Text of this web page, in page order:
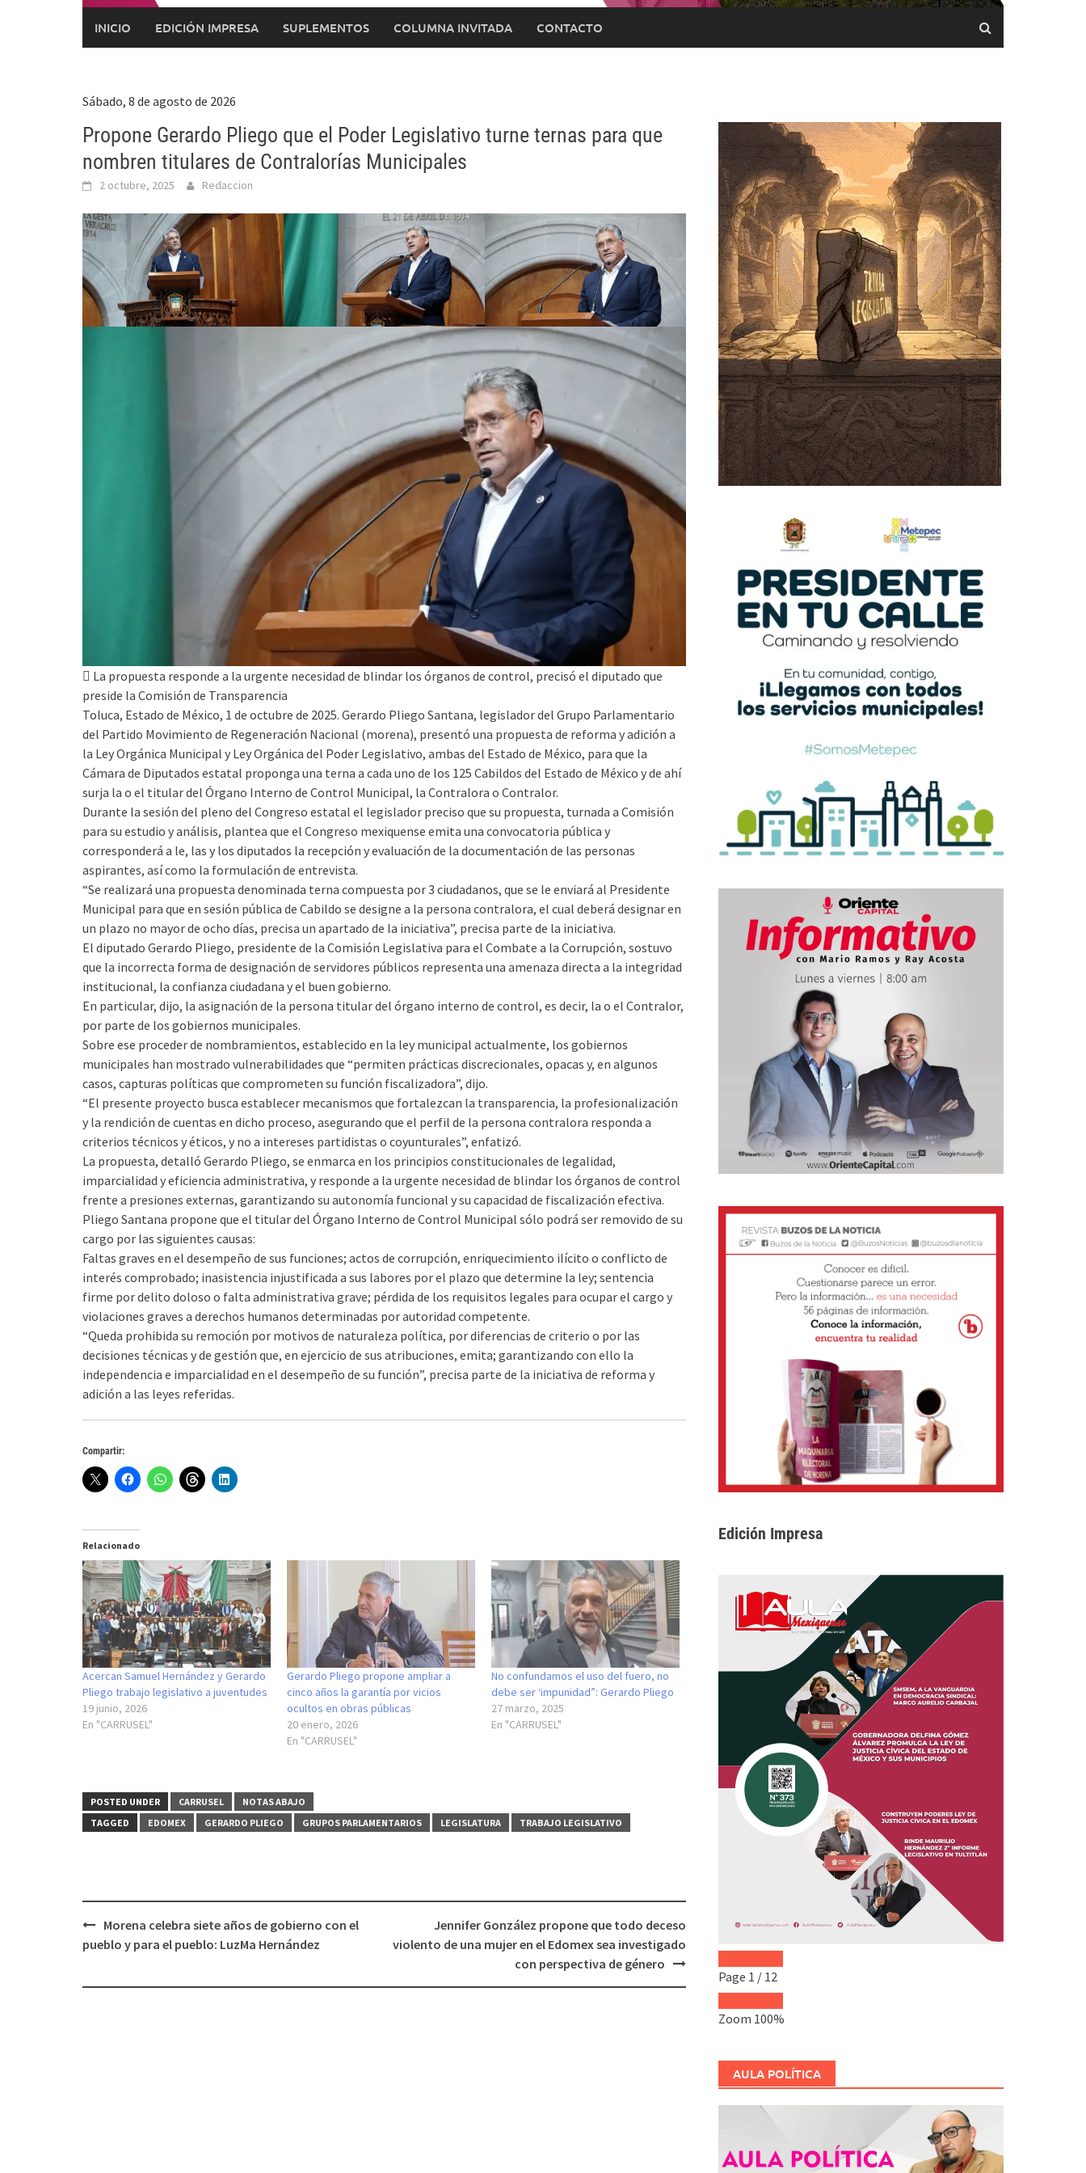
INICIO EDICIÓN IMPRESA SUPLEMENTOS COLUMNA INVITADA CONTACTO
Sábado, 8 de agosto de 2026
Propone Gerardo Pliego que el Poder Legislativo turne ternas para que
nombren titulares de Contralorías Municipales
2 octubre, 2025 Redaccion
 La propuesta responde a la urgente necesidad de blindar los órganos de control, precisó el diputado que
preside la Comisión de Transparencia
Toluca, Estado de México, 1 de octubre de 2025. Gerardo Pliego Santana, legislador del Grupo Parlamentario
del Partido Movimiento de Regeneración Nacional (morena), presentó una propuesta de reforma y adición a
la Ley Orgánica Municipal y Ley Orgánica del Poder Legislativo, ambas del Estado de México, para que la
Cámara de Diputados estatal proponga una terna a cada uno de los 125 Cabildos del Estado de México y de ahí
surja la o el titular del Órgano Interno de Control Municipal, la Contralora o Contralor.
Durante la sesión del pleno del Congreso estatal el legislador preciso que su propuesta, turnada a Comisión
para su estudio y análisis, plantea que el Congreso mexiquense emita una convocatoria pública y
corresponderá a le, las y los diputados la recepción y evaluación de la documentación de las personas
aspirantes, así como la formulación de entrevista.
“Se realizará una propuesta denominada terna compuesta por 3 ciudadanos, que se le enviará al Presidente
Municipal para que en sesión pública de Cabildo se designe a la persona contralora, el cual deberá designar en
un plazo no mayor de ocho días, precisa un apartado de la iniciativa”, precisa parte de la iniciativa.
El diputado Gerardo Pliego, presidente de la Comisión Legislativa para el Combate a la Corrupción, sostuvo
que la incorrecta forma de designación de servidores públicos representa una amenaza directa a la integridad
institucional, la confianza ciudadana y el buen gobierno.
En particular, dijo, la asignación de la persona titular del órgano interno de control, es decir, la o el Contralor,
por parte de los gobiernos municipales.
Sobre ese proceder de nombramientos, establecido en la ley municipal actualmente, los gobiernos
municipales han mostrado vulnerabilidades que “permiten prácticas discrecionales, opacas y, en algunos
casos, capturas políticas que comprometen su función fiscalizadora”, dijo.
“El presente proyecto busca establecer mecanismos que fortalezcan la transparencia, la profesionalización
y la rendición de cuentas en dicho proceso, asegurando que el perfil de la persona contralora responda a
criterios técnicos y éticos, y no a intereses partidistas o coyunturales”, enfatizó.
La propuesta, detalló Gerardo Pliego, se enmarca en los principios constitucionales de legalidad,
imparcialidad y eficiencia administrativa, y responde a la urgente necesidad de blindar los órganos de control
frente a presiones externas, garantizando su autonomía funcional y su capacidad de fiscalización efectiva.
Pliego Santana propone que el titular del Órgano Interno de Control Municipal sólo podrá ser removido de su
cargo por las siguientes causas:
Faltas graves en el desempeño de sus funciones; actos de corrupción, enriquecimiento ilícito o conflicto de
interés comprobado; inasistencia injustificada a sus labores por el plazo que determine la ley; sentencia
firme por delito doloso o falta administrativa grave; pérdida de los requisitos legales para ocupar el cargo y
violaciones graves a derechos humanos determinadas por autoridad competente.
“Queda prohibida su remoción por motivos de naturaleza política, por diferencias de criterio o por las
decisiones técnicas y de gestión que, en ejercicio de sus atribuciones, emita; garantizando con ello la
independencia e imparcialidad en el desempeño de su función”, precisa parte de la iniciativa de reforma y
adición a las leyes referidas.
Compartir:
Relacionado
Acercan Samuel Hernández y Gerardo
Pliego trabajo legislativo a juventudes
19 junio, 2026
En "CARRUSEL"
Gerardo Pliego propone ampliar a
cinco años la garantía por vicios
ocultos en obras públicas
20 enero, 2026
En "CARRUSEL"
No confundamos el uso del fuero, no
debe ser ‘impunidad”: Gerardo Pliego
27 marzo, 2025
En "CARRUSEL"
POSTED UNDER CARRUSEL
NOTAS ABAJO
TAGGED
EDOMEX GERARDO PLIEGO GRUPOS PARLAMENTARIOS LEGISLATURA TRABAJO LEGISLATIVO
Post
navigation
Morena celebra siete años de gobierno con el
pueblo y para el pueblo: LuzMa Hernández
Jennifer González propone que todo deceso
violento de una mujer en el Edomex sea investigado
con perspectiva de género
Edición Impresa
Page 1 / 12
Zoom 100%
AULA POLÍTICA